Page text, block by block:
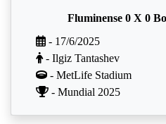
Fluminense 0 X 0
- 17/6/2025
- Ilgiz Tantashev
- MetLife Stadium
- Mundial 2025